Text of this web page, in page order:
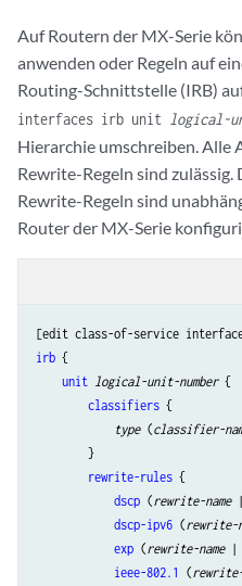
Auf Routern der MX-Serie
anwenden oder Regeln auf
Routing-Schnittstelle (IRB)
interfaces irb unit logical-
Hierarchie umschreiben. Alle
Rewrite-Regeln sind zulässig.
Rewrite-Regeln sind
Router der MX-Serie
irb {
unit logical-unit-number {
classifiers {
type (classifier-
        }
rewrite-rules {
dscp (rewrite-name |
dscp-ipv6 (rewrite-
exp (rewrite-name |
ieee-802.1 (rewrite-